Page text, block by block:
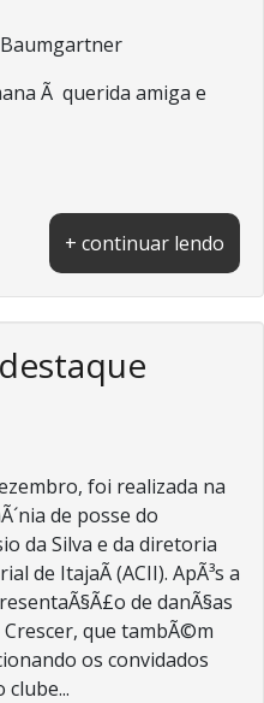
Baumgartner
Ã querida amiga e
+ continuar lendo
foi realizada na
de posse do
da Silva e da diretoria
de ItajaÃ­ (ACII). ApÃ³s a
de danÃ§as
que tambÃ©m
os convidados
clube...